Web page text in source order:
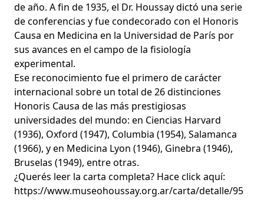
de año. A fin de 1935, el Dr. Houssay dictó una serie
de conferencias y fue condecorado con el Honoris
Causa en Medicina en la Universidad de París por
sus avances en el campo de la fisiología
experimental.
Ese reconocimiento fue el primero de carácter
internacional sobre un total de 26 distinciones
Honoris Causa de las más prestigiosas
universidades del mundo: en Ciencias Harvard
(1936), Oxford (1947), Columbia (1954), Salamanca
(1966), y en Medicina Lyon (1946), Ginebra (1946),
Bruselas (1949), entre otras.
¿Querés leer la carta completa? Hace click aquí:
https://www.museohoussay.org.ar/carta/detalle/95